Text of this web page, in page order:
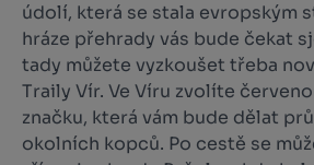
údolí, která se stala evropským
hráze přehrady vás bude čekat
tady můžete vyzkoušet třeba
Traily Vír. Ve Víru zvolíte
značku, která vám bude dělat
okolních kopců. Po cestě se